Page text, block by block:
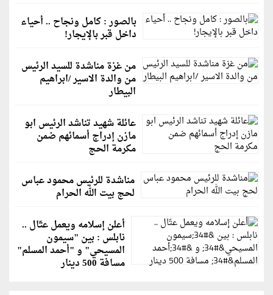
بالصور : كامل ونجاح .. أحياء
داخل قبر بالإيجار!
من غزة مناشدة للسيد الرئيس
من والدة الاسير /ابراهيم
البيطار
عائلة شهيد تناشد الرئيس ابو
مازن إدراج أسمائهم ضمن
مكرمة الحج
مناشدة للرئيس محمود عباس
لحج بيت الله الحرام
أعلن إسلامه ويعمل عتّال ..
نابلس : بين "سيمون
المسيحي" و "أحمد المسلم"
مسافة 500 دينار